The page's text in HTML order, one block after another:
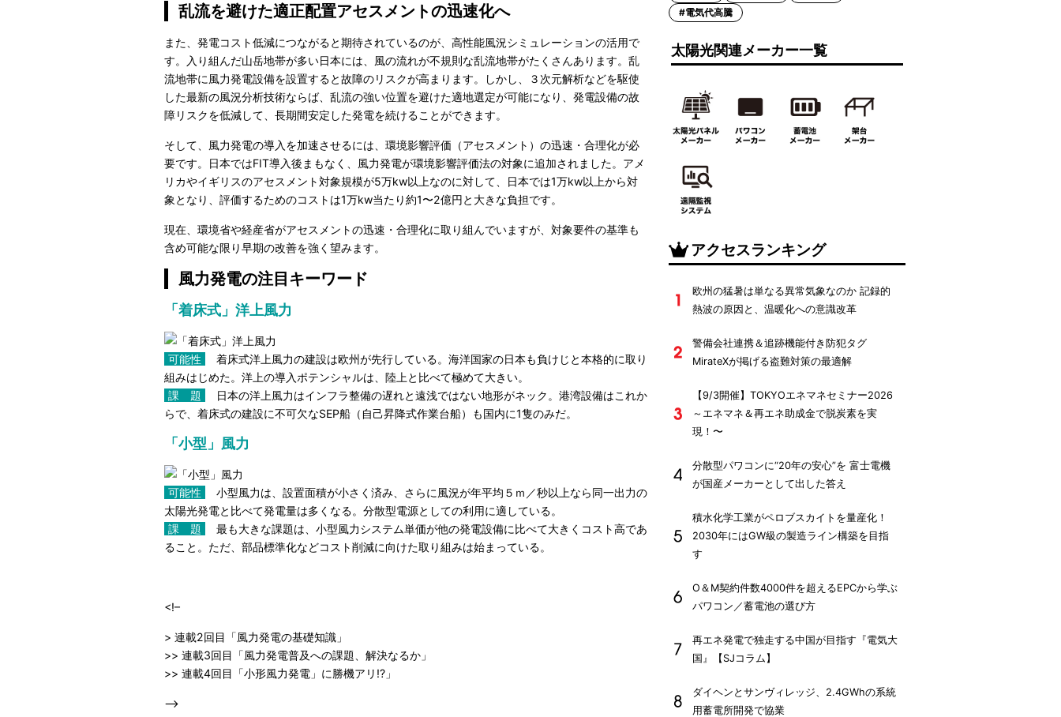
乱流を避けた適正配置アセスメントの迅速化へ
また、発電コスト低減につながると期待されているのが、高性能風況シミュレーションの活用で
す。入り組んだ山岳地帯が多い日本には、風の流れが不規則な乱流地帯がたくさんあります。乱
流地帯に風力発電設備を設置すると故障のリスクが高まります。しかし、３次元解析などを駆使
した最新の風況分析技術ならば、乱流の強い位置を避けた適地選定が可能になり、発電設備の故
障リスクを低減して、長期間安定した発電を続けることができます。
そして、風力発電の導入を加速させるには、環境影響評価（アセスメント）の迅速・合理化が必
要です。日本ではFIT導入後まもなく、風力発電が環境影響評価法の対象に追加されました。アメ
リカやイギリスのアセスメント対象規模が5万kw以上なのに対して、日本では1万kw以上から対
象となり、評価するためのコストは1万kw当たり約1〜2億円と大きな負担です。
現在、環境省や経産省がアセスメントの迅速・合理化に取り組んでいますが、対象要件の基準も
含め可能な限り早期の改善を強く望みます。
風力発電の注目キーワード
「着床式」洋上風力
可能性
着床式洋上風力の建設は欧州が先行している。海洋国家の日本も負けじと本格的に取り
組みはじめた。洋上の導入ポテンシャルは、陸上と比べて極めて大きい。
課 題
日本の洋上風力はインフラ整備の遅れと遠浅ではない地形がネック。港湾設備はこれか
らで、着床式の建設に不可欠なSEP船（自己昇降式作業台船）も国内に1隻のみだ。
「小型」風力
可能性
小型風力は、設置面積が小さく済み、さらに風況が年平均５ｍ／秒以上なら同一出力の
太陽光発電と比べて発電量は多くなる。分散型電源としての利用に適している。
課 題
最も大きな課題は、小型風力システム単価が他の発電設備に比べて大きくコスト高であ
ること。ただ、部品標準化などコスト削減に向けた取り組みは始まっている。
<!–
> 連載2回目「風力発電の基礎知識」
>> 連載3回目「風力発電普及への課題、解決なるか」
>> 連載4回目「小形風力発電」に勝機アリ!?」
–>
#電気代高騰
太陽光関連メーカー一覧
アクセスランキング
欧州の猛暑は単なる異常気象なのか 記録的
熱波の原因と、温暖化への意識改革
警備会社連携＆追跡機能付き防犯タグ
MirateXが掲げる盗難対策の最適解
【9/3開催】TOKYOエネマネセミナー2026
～エネマネ＆再エネ助成金で脱炭素を実
現！〜
分散型パワコンに“20年の安心”を 富士電機
が国産メーカーとして出した答え
積水化学工業がペロブスカイトを量産化！
2030年にはGW級の製造ライン構築を目指
す
O＆M契約件数4000件を超えるEPCから学ぶ
パワコン／蓄電池の選び方
再エネ発電で独走する中国が目指す『電気大
国』【SJコラム】
ダイヘンとサンヴィレッジ、2.4GWhの系統
用蓄電所開発で協業